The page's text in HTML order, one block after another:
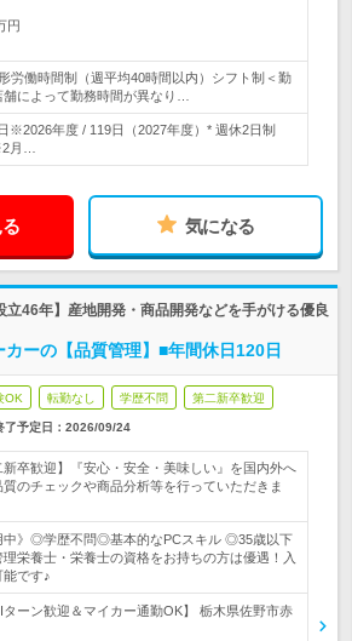
円
労働時間制（週平均40時間以内）シフト制＜勤
によって勤務時間が異なり…
※2026年度 / 119日（2027年度）* 週休2日制
月…
気になる
立46年】産地開発・商品開発などを手がける優良
ーの【品質管理】■年間休日120日
OK 転勤なし 学歴不問 第二新卒歓迎
了予定日： 2026/09/24
新卒歓迎】『安心・安全・美味しい』を国内外へ
のチェックや商品分析等を行っていただきま
中》◎学歴不問◎基本的なPCスキル ◎35歳以下
栄養士・栄養士の資格をお持ちの方は優遇！入
です♪
ターン歓迎＆マイカー通勤OK】 栃木県佐野市赤